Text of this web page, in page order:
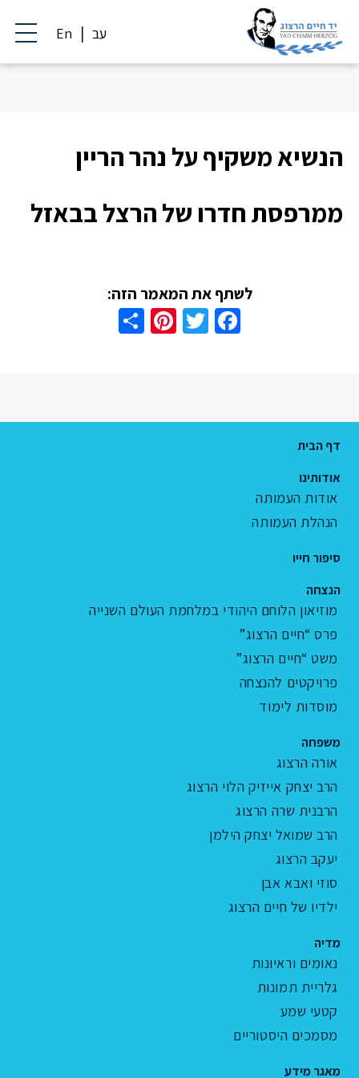
עב En
הנשיא משקיף על נהר הריין
ממרפסת חדרו של הרצל בבאזל
לשתף את המאמר הזה:
Facebook
Twitter
Pinterest
דף הבית
אודותינו
אודות העמותה
הנהלת העמותה
סיפור חייו
הנצחה
מוזיאון הלוחם היהודי במלחמת העולם השנייה
פרס “חיים הרצוג”
משט “חיים הרצוג”
פרויקטים להנצחה
מוסדות לימוד
משפחה
אורה הרצוג
הרב יצחק אייזיק הלוי הרצוג
הרבנית שרה הרצוג
הרב שמואל יצחק הילמן
יעקב הרצוג
סוזי ואבא אבן
ילדיו של חיים הרצוג
מדיה
נאומים וראיונות
גלריית תמונות
קטעי שמע
מסמכים היסטוריים
מאגר מידע